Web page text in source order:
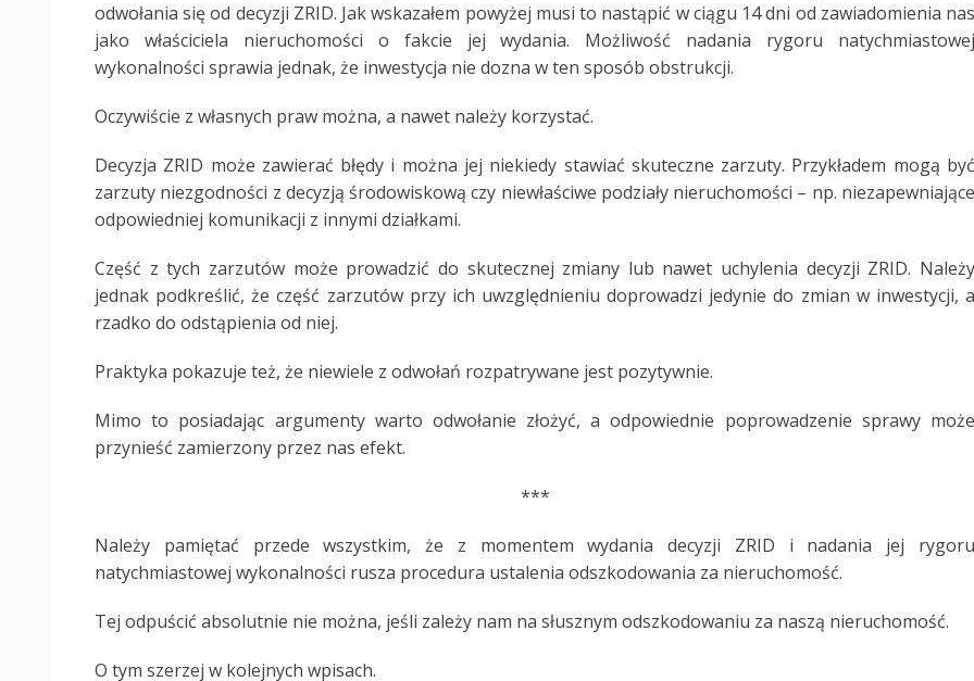
odwołania się od decyzji ZRID. Jak wskazałem powyżej musi to nastąpić w ciągu 14 dni od zawiadomienia nas
jako właściciela nieruchomości o fakcie jej wydania. Możliwość nadania rygoru natychmiastowej
wykonalności sprawia jednak, że inwestycja nie dozna w ten sposób obstrukcji.
Oczywiście z własnych praw można, a nawet należy korzystać.
Decyzja ZRID może zawierać błędy i można jej niekiedy stawiać skuteczne zarzuty. Przykładem mogą być
zarzuty niezgodności z decyzją środowiskową czy niewłaściwe podziały nieruchomości – np. niezapewniające
odpowiedniej komunikacji z innymi działkami.
Część z tych zarzutów może prowadzić do skutecznej zmiany lub nawet uchylenia decyzji ZRID. Należy
jednak podkreślić, że część zarzutów przy ich uwzględnieniu doprowadzi jedynie do zmian w inwestycji, a
rzadko do odstąpienia od niej.
Praktyka pokazuje też, że niewiele z odwołań rozpatrywane jest pozytywnie.
Mimo to posiadając argumenty warto odwołanie złożyć, a odpowiednie poprowadzenie sprawy może
przynieść zamierzony przez nas efekt.
***
Należy pamiętać przede wszystkim, że z momentem wydania decyzji ZRID i nadania jej rygoru
natychmiastowej wykonalności rusza procedura ustalenia odszkodowania za nieruchomość.
Tej odpuścić absolutnie nie można, jeśli zależy nam na słusznym odszkodowaniu za naszą nieruchomość.
O tym szerzej w kolejnych wpisach.